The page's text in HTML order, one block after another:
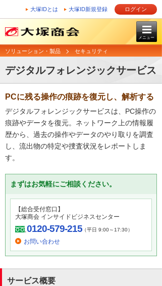
大塚IDとは 大塚ID新規登録 ログイン
メニュー
ソリューション・製品 セキュリティ
デジタルフォレンジックサービス
PCに残る操作の痕跡を復元し、解析する
デジタルフォレンジックサービスは、PC操作の
痕跡やデータを復元。ネットワーク上の情報履
歴から、過去の操作やデータのやり取りを調査
し、流出物の特定や捜査状況をレポートしま
す。
まずはお気軽にご相談ください。
【総合受付窓口】
大塚商会 インサイドビジネスセンター
0120-579-215（平日 9:00～17:30）
お問い合わせ
サービス概要